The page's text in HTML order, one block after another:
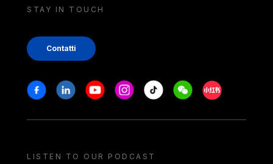
STAY IN TOUCH
Contatti
Stay in touch
FacebookLinkedinYoutubeInstagram
Tiktok WeechatXiaohongshu/
LISTEN TO OUR PODCAST